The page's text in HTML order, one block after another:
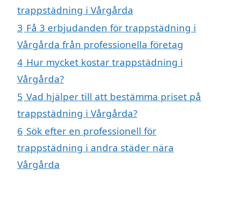
trappstädning i Vårgårda
3 Få 3 erbjudanden för trappstädning i
Vårgårda från professionella företag
4 Hur mycket kostar trappstädning i
Vårgårda?
5 Vad hjälper till att bestämma priset på
trappstädning i Vårgårda?
6 Sök efter en professionell för
trappstädning i andra städer nära
Vårgårda